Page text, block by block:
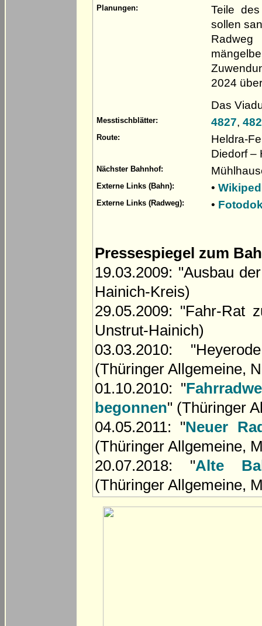
Planungen:
Teile
sollen
2024
Das
Messtischblätter: 4827,
Route:
Heldra-
Diedorf –
Nächster Bahnhof:
Externe Links (Bahn): •
Externe Links (Radweg): •
Pressespiegel zum
19.03.2009: "Ausbau
Hainich-Kreis)
29.05.2009: "Fahr-Rat
Unstrut-Hainich)
03.03.2010:
(Thüringer Allgemeine,
01.10.2010: "
begonnen" (Thüringer
04.05.2011: "Neuer
(Thüringer Allgemeine,
20.07.2018: "Alte
(Thüringer Allgemeine,